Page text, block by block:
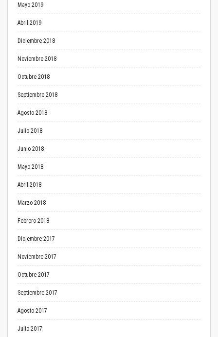
Mayo 2019
Abril 2019
Diciembre 2018
Noviembre 2018
Octubre 2018
Septiembre 2018
Agosto 2018
Julio 2018
Junio 2018
Mayo 2018
Abril 2018
Marzo 2018
Febrero 2018
Diciembre 2017
Noviembre 2017
Octubre 2017
Septiembre 2017
Agosto 2017
Julio 2017